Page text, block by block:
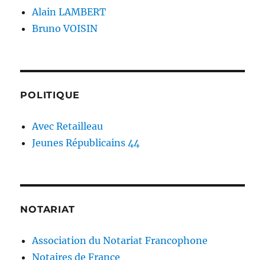
Alain LAMBERT
Bruno VOISIN
POLITIQUE
Avec Retailleau
Jeunes Républicains 44
NOTARIAT
Association du Notariat Francophone
Notaires de France